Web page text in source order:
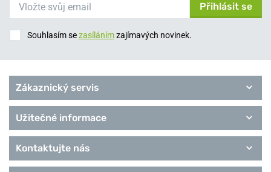
Přihlásit se
Souhlasím sezasílánímzajímavých novinek.
Zákaznický servis
Užitečné informace
Kontaktujte nás